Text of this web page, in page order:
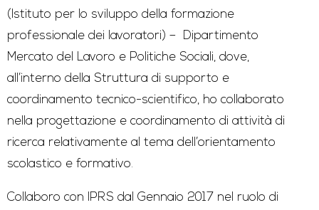
(Istituto per lo sviluppo della formazione
professionale dei lavoratori) – Dipartimento
Mercato del Lavoro e Politiche Sociali, dove,
all’interno della Struttura di supporto e
coordinamento tecnico-scientifico, ho collaborato
nella progettazione e coordinamento di attività di
ricerca relativamente al tema dell’orientamento
scolastico e formativo.
Collaboro con IPRS dal Gennaio 2017 nel ruolo di